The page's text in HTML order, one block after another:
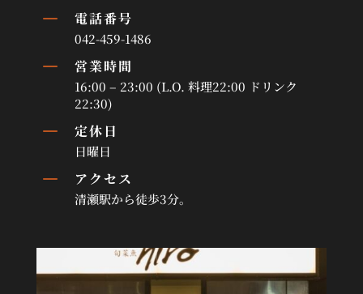
K 電話番号
042-459-1486
K 営業時間
16:00 – 23:00 (L.O. 料理22:00 ドリンク
22:30)
K 定休日
日曜日
K アクセス
清瀬駅から徒歩3分。